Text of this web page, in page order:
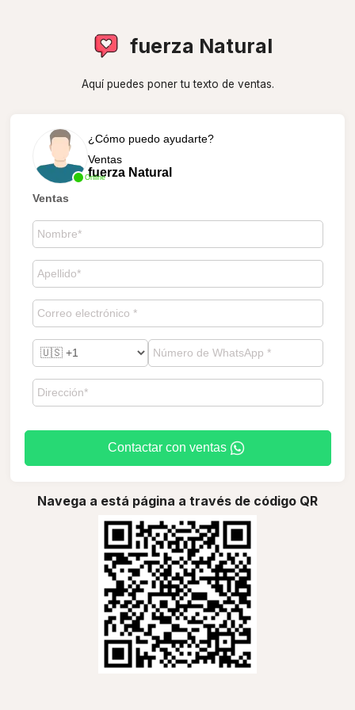
fuerza Natural
Aquí puedes poner tu texto de ventas.
Online
¿Cómo puedo ayudarte?
Ventas
fuerza Natural
Ventas
Contactar con ventas
Navega a está página a través de código QR